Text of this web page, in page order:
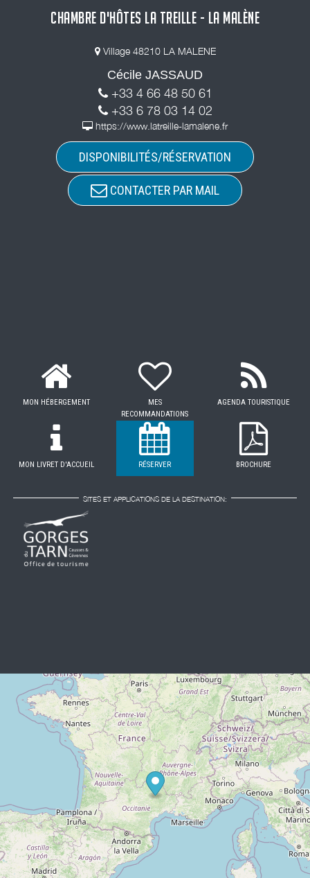
CHAMBRE D'HÔTES LA TREILLE - LA MALÈNE
Village 48210 LA MALENE
Cécile JASSAUD
+33 4 66 48 50 61
+33 6 78 03 14 02
https://www.latreille-lamalene.fr
DISPONIBILITÉS/RÉSERVATION
CONTACTER PAR MAIL
MON HÉBERGEMENT
MES
RECOMMANDATIONS
AGENDA TOURISTIQUE
MON LIVRET D'ACCUEIL RÉSERVER BROCHURE
SITES ET APPLICATIONS DE LA DESTINATION: